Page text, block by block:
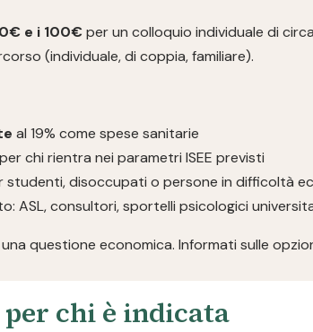
e i 100€ per un colloquio individuale di
(individuale, di coppia, familiare).
al 19% come spese sanitarie
chi rientra nei parametri ISEE previsti
studenti, disoccupati o persone in difficoltà
ASL, consultori, sportelli psicologici
questione economica. Informati sulle
chi è indicata